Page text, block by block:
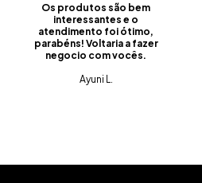
Os produtos são bem
interessantes e o
atendimento foi ótimo,
parabéns! Voltaria a fazer
negocio com vocês.
Ayuni L.